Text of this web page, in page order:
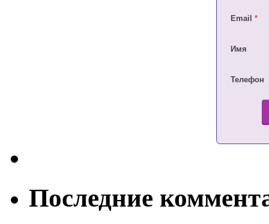
Email *
Имя
Телефон
Последние